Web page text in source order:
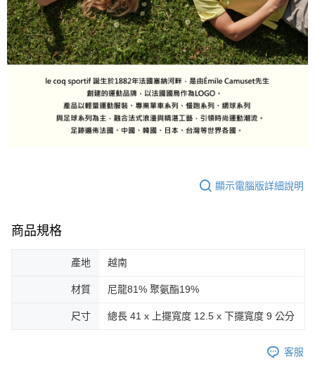
顯示電腦版詳細說明
商品規格
產地 越南
材質 尼龍81% 聚氨酯19%
尺寸 總長 41 x 上擺寬度 12.5 x 下擺寬度 9 公分
客服